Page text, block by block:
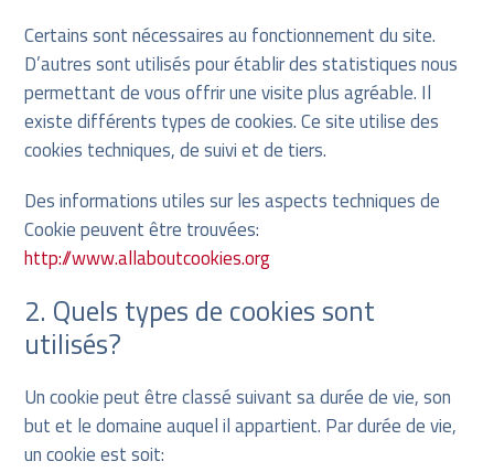
Certains sont nécessaires au fonctionnement du site.
D’autres sont utilisés pour établir des statistiques nous
permettant de vous offrir une visite plus agréable. Il
existe différents types de cookies. Ce site utilise des
cookies techniques, de suivi et de tiers.
Des informations utiles sur les aspects techniques de
Cookie peuvent être trouvées:
http://www.allaboutcookies.org
2. Quels types de cookies sont
utilisés?
Un cookie peut être classé suivant sa durée de vie, son
but et le domaine auquel il appartient. Par durée de vie,
un cookie est soit: